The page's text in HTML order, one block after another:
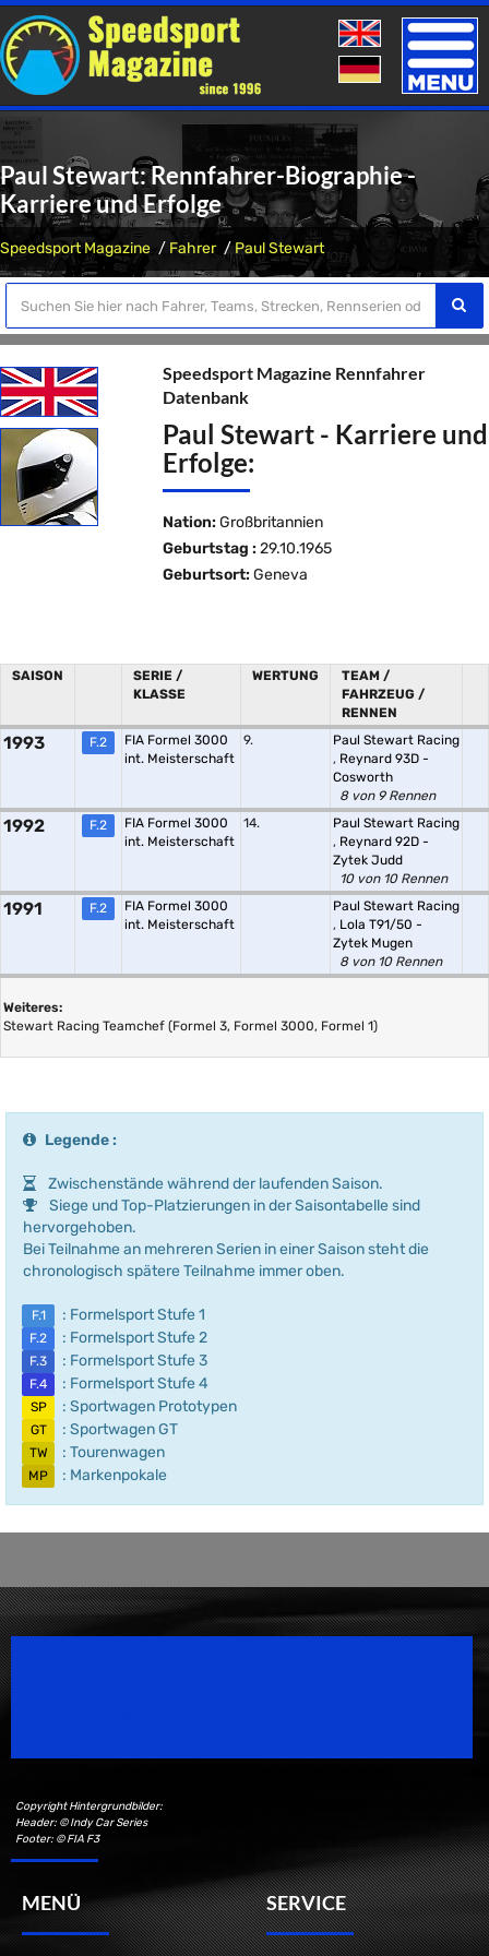
Toggle
Paul Stewart: Rennfahrer-Biographie -
Karriere und Erfolge
Speedsport Magazine Fahrer Paul Stewart
Speedsport Magazine Rennfahrer
Datenbank
Paul Stewart - Karriere und
Erfolge:
Nation: Großbritannien
Geburtstag : 29.10.1965
Geburtsort: Geneva
SAISON
SERIE /
KLASSE
WERTUNG
TEAM /
FAHRZEUG /
RENNEN
1993 F.2
FIA Formel 3000
int. Meisterschaft
9.
Paul Stewart Racing
, Reynard 93D -
Cosworth
8 von 9 Rennen
1992 F.2
FIA Formel 3000
int. Meisterschaft
14.
Paul Stewart Racing
, Reynard 92D -
Zytek Judd
10 von 10 Rennen
1991 F.2
FIA Formel 3000
int. Meisterschaft
Paul Stewart Racing
, Lola T91/50 -
Zytek Mugen
8 von 10 Rennen
Weiteres:
Stewart Racing Teamchef (Formel 3, Formel 3000, Formel 1)
Legende :
Zwischenstände während der laufenden Saison.
Siege und Top-Platzierungen in der Saisontabelle sind
hervorgehoben.
Bei Teilnahme an mehreren Serien in einer Saison steht die
chronologisch spätere Teilnahme immer oben.
F.1 : Formelsport Stufe 1
F.2 : Formelsport Stufe 2
F.3 : Formelsport Stufe 3
F.4 : Formelsport Stufe 4
SP : Sportwagen Prototypen
GT : Sportwagen GT
TW : Tourenwagen
MP : Markenpokale
Copyright Hintergrundbilder:
Header: © Indy Car Series
Footer: © FIA F3
MENÜ SERVICE